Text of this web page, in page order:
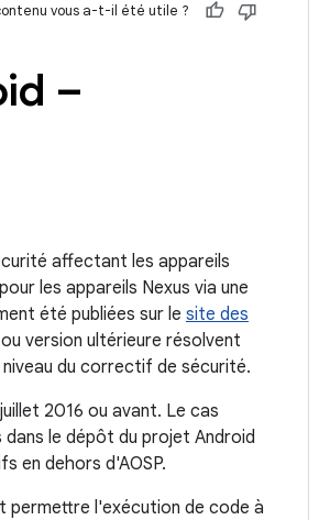
vous a-t-il été utile ?
–
affectant les appareils
les appareils Nexus via une
été publiées sur le site des
version ultérieure résolvent
du correctif de sécurité.
2016 ou avant. Le cas
le dépôt du projet Android
en dehors d'AOSP.
permettre l'exécution de code à